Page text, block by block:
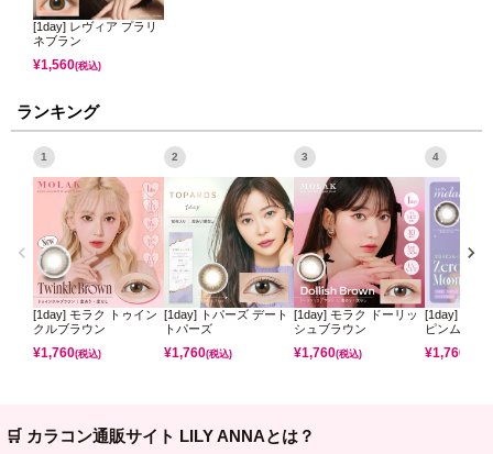
[1day] レヴィア プラリ
ネブラン
¥1,560(税込)
ランキング
1
[1day] モラク トゥイン
クルブラウン
¥1,760(税込)
2
[1day] トパーズ デート
トパーズ
¥1,760(税込)
3
[1day] モラク ドーリッ
シュブラウン
¥1,760(税込)
4
[1day] ミレ
ピンムーン
¥1,760
🛒 カラコン通販サイト LILY ANNAとは？